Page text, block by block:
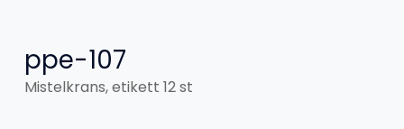
ppe-107
Mistelkrans, etikett 12 st